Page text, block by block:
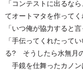
「コンテストに出るな
てオートマタを作ってく
「いつ俺が協力すると言
「手伝ってくれたって
る? そうしたら水無月
手鏡を仕舞ったカノン